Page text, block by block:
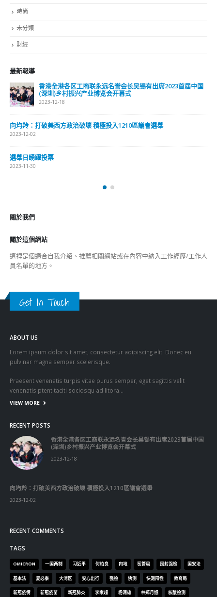
時尚
未分類
財經
最新報導
香港全港各区工商联永远名誉会长吴锡有出席2023首届中国
(深圳)乡村振兴产业博览会开幕式
2023-12-18
向均羚：打破美西方政治破壞 積極投入1210區議會選舉
2023-12-02
選舉日踴躍投票
2023-11-30
關於我們
關於這個網站
這裡是個適合自我介紹、推薦相關網站或在內容中納入工作經歷/工作人
員名單的地方。
Get In Touch
ABOUT US
Lorem ipsum dolor sit amet, consectetur adipiscing elit. Donec eu
pulvinar magna semper scelerisque.
Praesent venenatis turpis vitae purus semper, eget sagittis velit
venenatis ptent taciti sociosqu ad litora…
VIEW MORE
RECENT POSTS
香港全港各区工商联永远名誉会长吴锡有出席2023首届中国
(深圳)乡村振兴产业博览会开幕式
2023-12-18
向均羚：打破美西方政治破壞 積極投入1210區議會選舉
2023-12-02
RECENT COMMENTS
TAGS
OMICRON 一国两制 习近平 何柏良 内地 医管局 围封强检 国安法
基本法 复必泰 大湾区 安心出行 强检 快测 快测阳性 教育局
新冠疫情 新冠疫苗 新冠肺炎 李家超 杨润雄 林郑月娥 核酸检测